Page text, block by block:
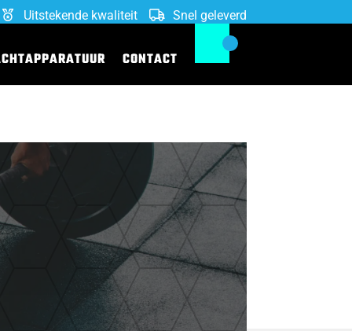
Uitstekende kwaliteit Snel geleverd
CONTACT